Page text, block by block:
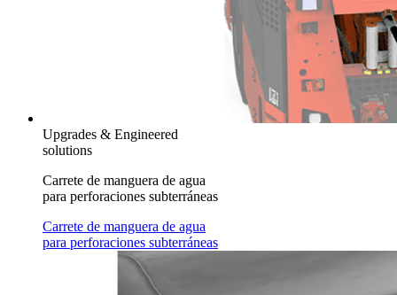
Upgrades & Engineered
solutions
Carrete de manguera de agua
para perforaciones subterráneas
Carrete de manguera de agua
para perforaciones subterráneas